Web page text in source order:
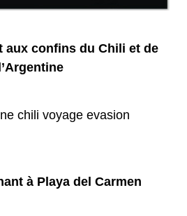
aux confins du Chili et de
à Playa del Carmen